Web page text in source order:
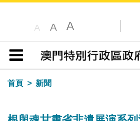
A A A
目錄
首頁
新聞